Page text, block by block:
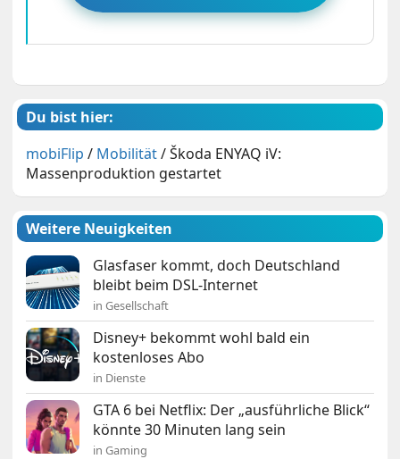
Du bist hier:
mobiFlip / Mobilität/Škoda ENYAQ iV:
Massenproduktion gestartet
Weitere Neuigkeiten
Glasfaser kommt, doch Deutschland
bleibt beim DSL-Internet
in Gesellschaft
Disney+ bekommt wohl bald ein
kostenloses Abo
in Dienste
GTA 6 bei Netflix: Der „ausführliche Blick“
könnte 30 Minuten lang sein
in Gaming